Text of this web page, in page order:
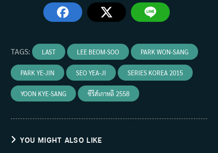
TAGS: LAST LEE BEOM-SOO PARK WON-SANG
PARK YE-JIN SEO YEA-JI SERIES KOREA 2015
YOON KYE-SANG ซีรีส์เกาหลี 2558
YOU MIGHT ALSO LIKE